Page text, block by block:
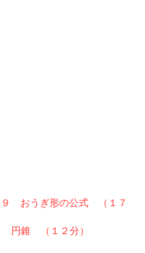
おうぎ形の公式 （１７
円錐 （１２分）